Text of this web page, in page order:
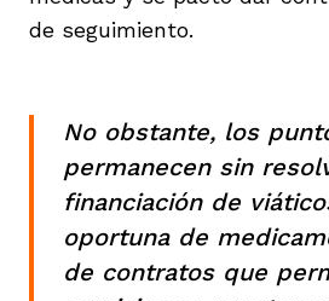
de seguimiento.
No obstante, los
permanecen sin
financiación de
oportuna de
de contratos que